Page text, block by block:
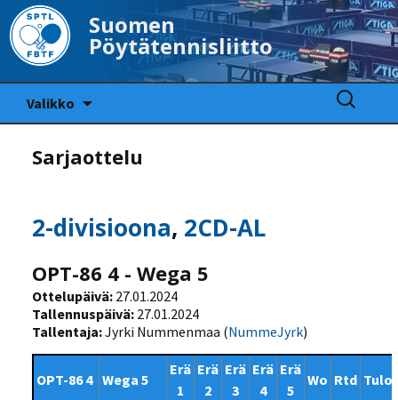
Suomen
Pöytätennisliitto
Valikko
Haku:
Sarjaottelu
2-divisioona, 2CD-AL
OPT-86 4 - Wega 5
Ottelupäivä: 27.01.2024
Tallennuspäivä: 27.01.2024
Tallentaja:Jyrki Nummenmaa (NummeJyrk)
OPT-86 4 Wega 5
Erä
1
Erä
2
Erä
3
Erä
4
Erä
5
Wo Rtd